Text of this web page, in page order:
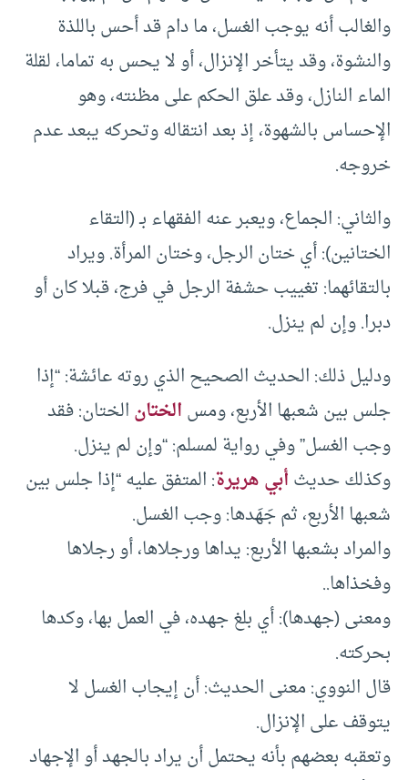
والغالب أنه يوجب الغسل، ما دام قد أحس باللذة
والنشوة، وقد يتأخر الإنزال، أو لا يحس به تماما، لقلة
الماء النازل، وقد علق الحكم على مظنته، وهو
الإحساس بالشهوة، إذ بعد انتقاله وتحركه يبعد عدم
خروجه.
والثاني: الجماع، ويعبر عنه الفقهاء بـ (التقاء
الختانين): أي ختان الرجل، وختان المرأة. ويراد
بالتقائهما: تغييب حشفة الرجل في فرج، قبلا كان أو
دبرا. وإن لم ينزل.
ودليل ذلك: الحديث الصحيح الذي روته عائشة: “إذا
جلس بين شعبها الأربع، ومسالختانالختان: فقد
وجب الغسل” وفي رواية لمسلم: “وإن لم ينزل.
وكذلك حديثأبي هريرة: المتفق عليه “إذا جلس بين
شعبها الأربع، ثم جَهَدها: وجب الغسل.
والمراد بشعبها الأربع: يداها ورجلاها، أو رجلاها
وفخذاها..
ومعنى (جهدها): أي بلغ جهده، في العمل بها، وكدها
بحركته.
قال النووي: معنى الحديث: أن إيجاب الغسل لا
يتوقف على الإنزال.
وتعقبه بعضهم بأنه يحتمل أن يراد بالجهد أو الإجهاد